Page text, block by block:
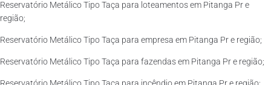
Reservatório Metálico Tipo Taça para loteamentos em Pitanga Pr e
região;
Reservatório Metálico Tipo Taça para empresa em Pitanga Pr e região;
Reservatório Metálico Tipo Taça para fazendas em Pitanga Pr e região;